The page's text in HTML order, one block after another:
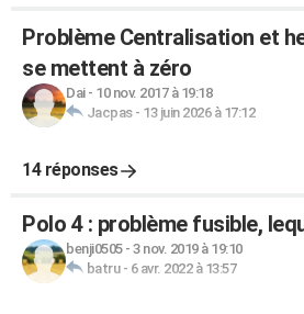
Problème Centralisation et
se mettent à zéro
Dai- 10 nov. 2017 à 19:18
Jacpas- 13 juin 2026 à 17:12
14 réponses
Polo 4 : problème fusible,
benji0505- 3 nov. 2019 à 19:10
batru- 6 avr. 2022 à 13:57